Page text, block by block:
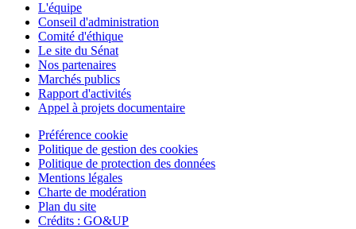
L'équipe
Conseil d'administration
Comité d'éthique
Le site du Sénat
Nos partenaires
Marchés publics
Rapport d'activités
Appel à projets documentaire
Préférence cookie
Politique de gestion des cookies
Politique de protection des données
Mentions légales
Charte de modération
Plan du site
Crédits : GO&UP